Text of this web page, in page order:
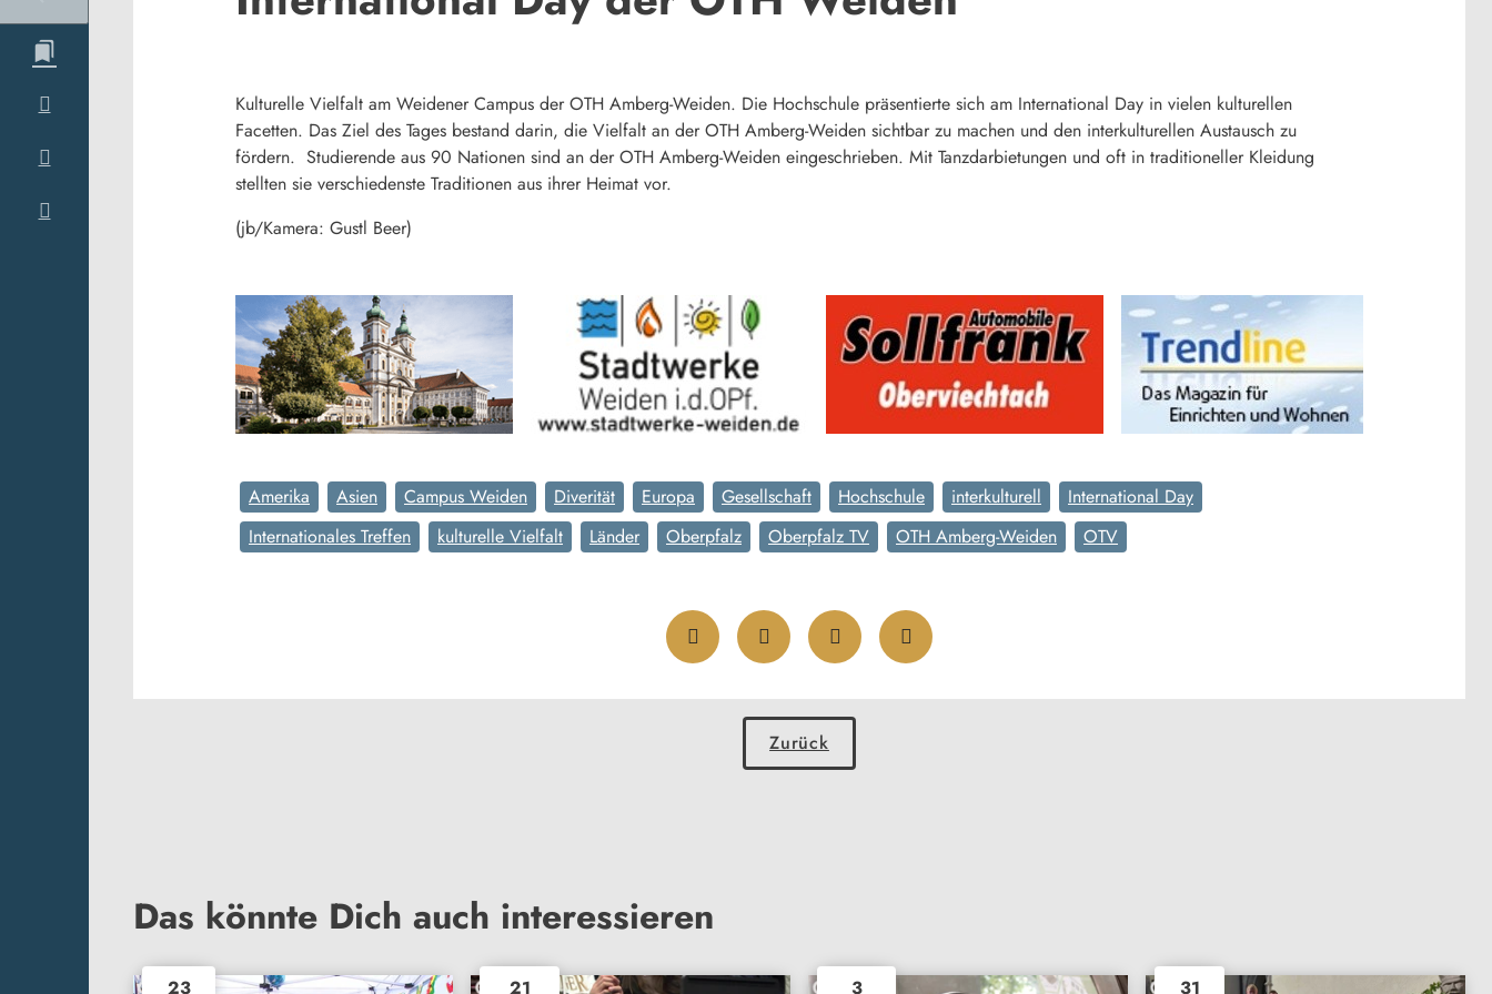
Kulturelle Vielfalt am Weidener Campus der OTH Amberg-Weiden. Die Hochschule präsentierte sich am International Day in vielen kulturellen
Facetten. Das Ziel des Tages bestand darin, die Vielfalt an der OTH Amberg-Weiden sichtbar zu machen und den interkulturellen Austausch zu
fördern. Studierende aus 90 Nationen sind an der OTH Amberg-Weiden eingeschrieben. Mit Tanzdarbietungen und oft in traditioneller Kleidung
stellten sie verschiedenste Traditionen aus ihrer Heimat vor.
(jb/Kamera: Gustl Beer)
Amerika Asien Campus Weiden Diverität Europa Gesellschaft Hochschule interkulturell
International Day
Internationales Treffen
kulturelle Vielfalt Länder Oberpfalz Oberpfalz TV OTH Amberg-Weiden OTV
Zurück
Das könnte Dich auch interessieren
23 21 3 31